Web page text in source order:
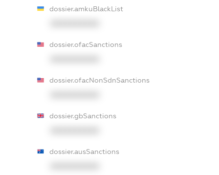
dossier.amkuBlackList
dossier.ofacSanctions
dossier.ofacNonSdnSanctions
dossier.gbSanctions
dossier.ausSanctions